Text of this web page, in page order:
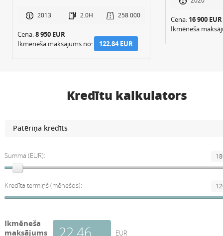
2013 2.0H 258 000
Cena:8 950 EUR
Ikmēneša maksājums no:
122.84 EUR
Cena: 16 900 EUR
Ikmēneša
Kredītu kalkulators
Summa (EUR):
Kredīta termiņš (mēnešos):
Ikmēneša
maksājums
EUR